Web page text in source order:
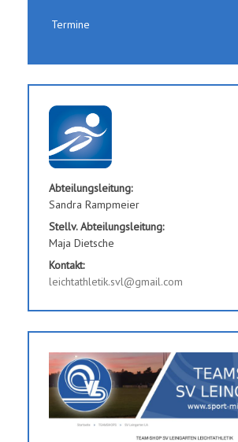
Termine
Abteilungsleitung:
Sandra Rampmeier
Stellv. Abteilungsleitung:
Maja Dietsche
Kontakt:
leichtathletik.svl@gmail.com